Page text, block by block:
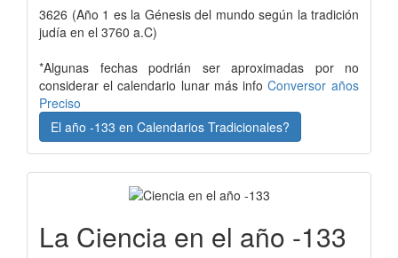
3626 (Año 1 es la Génesis del mundo según la tradición
judía en el 3760 a.C)
*Algunas fechas podrián ser aproximadas por no
considerar el calendario lunar más info Conversor años
Preciso
El año -133 en Calendarios Tradicionales?
La Ciencia en el año -133